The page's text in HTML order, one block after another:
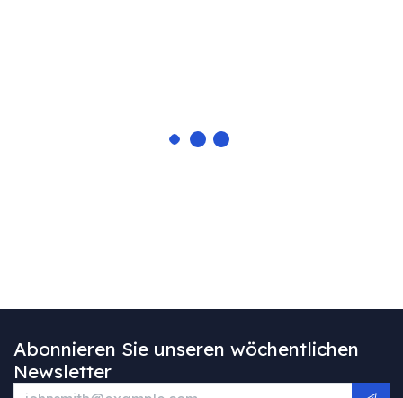
Abonnieren Sie unseren wöchentlichen
Newsletter